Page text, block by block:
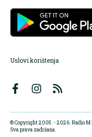
Uslovi korištenja
© Copyright 2005. - 2026. Radio M
Sva prava zadržana.